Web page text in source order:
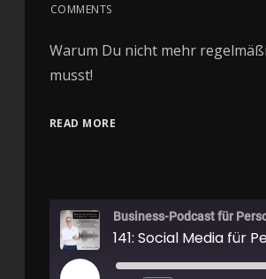
COMMENTS
Warum Du nicht mehr
musst!
READ MORE
Business-Podcast für
141: Social Media für